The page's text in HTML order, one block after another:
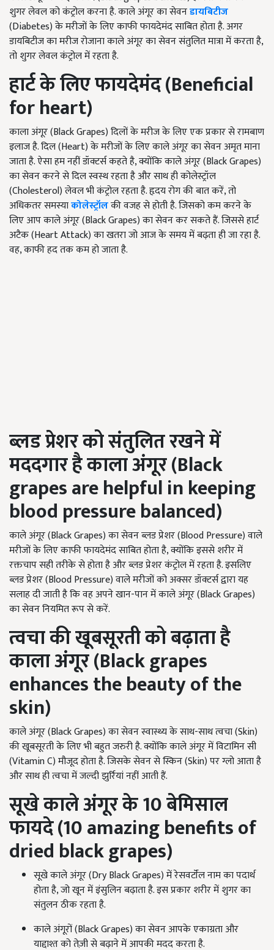
शुगर लेवल को कंट्रोल करना है. काले अंगूर का सेवनडायबिटीज
(Diabetes) के मरीजों के लिए काफी फायदेमंद साबित होता है. अगर
डायबिटीज का मरीज रोजाना काले अंगूर का सेवन संतुलित मात्रा में करता है,
तो शुगर लेवल कंट्रोल में रहता है.
हार्ट के लिए फायदेमंद(Beneficial
for heart)
काला अंगूर (Black Grapes) दिलों के मरीज के लिए एक प्रकार से रामबाण
इलाज है. दिल (Heart) के मरीजों के लिए काले अंगूर का सेवन अमृत माना
जाता है. ऐसा हम नहीं डॉक्टर्स कहते है, क्योंकि काले अंगूर (Black Grapes)
का सेवन करने से दिल स्वस्थ रहता है और साथ ही कोलेस्ट्रॉल
(Cholesterol) लेवल भी कंट्रोल रहता है. हृदय रोग की बात करें, तो
अधिकतर समस्याकोलेस्ट्रॉलकी वजह से होती है. जिसको कम करने के
लिए आप काले अंगूर (Black Grapes) का सेवन कर सकते हैं. जिससे हार्ट
अटैक (Heart Attack) का खतरा जो आज के समय में बढ़ता ही जा रहा है.
वह, काफी हद तक कम हो जाता है.
ब्लड प्रेशर को संतुलित रखने में
मददगार है काला अंगूर(Black
grapes are helpful in keeping
blood pressure balanced)
काले अंगूर (Black Grapes) का सेवन ब्लड प्रेशर (Blood Pressure) वाले
मरीजों के लिए काफी फायदेमंद साबित होता है, क्योंकि इससे शरीर में
रक्तचाप सही तरीके से होता है और ब्लड प्रेशर कंट्रोल में रहता है. इसलिए
ब्लड प्रेशर (Blood Pressure) वाले मरीजों को अक्सर डॉक्टर्स द्वारा यह
सलाह दी जाती है कि वह अपने खान-पान में काले अंगूर (Black Grapes)
का सेवन नियमित रूप से करें.
त्वचा की खूबसूरती को बढ़ाता है
काला अंगूर(Black grapes
enhances the beauty of the
skin)
काले अंगूर (Black Grapes) का सेवन स्वास्थ्य के साथ-साथ त्वचा (Skin)
की खूबसूरती के लिए भी बहुत जरुरी है. क्योंकि काले अंगूर में विटामिन सी
(Vitamin C) मौजूद होता है. जिसके सेवन से स्किन (Skin) पर ग्लो आता है
और साथ ही त्वचा में जल्दी झुर्रियां नहीं आती हैं.
सूखे काले अंगूर के10बेमिसाल
फायदे (10amazing benefits of
dried black grapes)
सूखे काले अंगूर (Dry Black Grapes) में रेसवर्टॉल नाम का पदार्थ
होता है, जो खून में इंसुलिन बढ़ाता है. इस प्रकार शरीर में शुगर का
संतुलन ठीक रहता है.
काले अंगूरों (Black Grapes) का सेवन आपके एकाग्रता और
याद्दाश्त को तेज़ी से बढ़ाने में आपकी मदद करता है.